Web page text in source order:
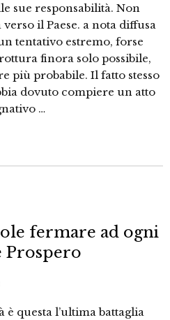
sue responsabilità. Non
il Paese. a nota diffusa
tentativo estremo, forse
finora solo possibile,
più probabile. Il fatto stesso
dovuto compiere un atto
…
fermare ad ogni
Prospero
questa l’ultima battaglia